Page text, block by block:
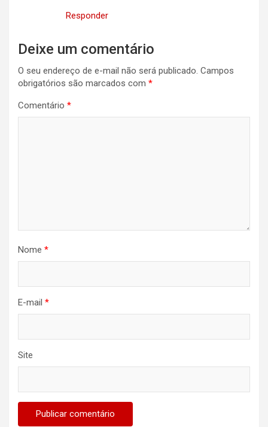
Responder
Deixe um comentário
O seu endereço de e-mail não será publicado. Campos
obrigatórios são marcados com *
Comentário *
Nome *
E-mail *
Site